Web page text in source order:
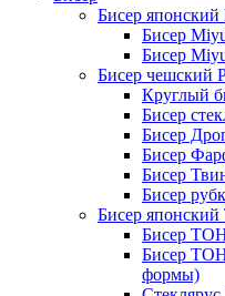
Бисер
Бисер
Бисер
Бисер чешский
Круглый
Бисер
Бисер
Бисер
Бисер
Бисер
Бисер
Бисер
Бисер
формы)